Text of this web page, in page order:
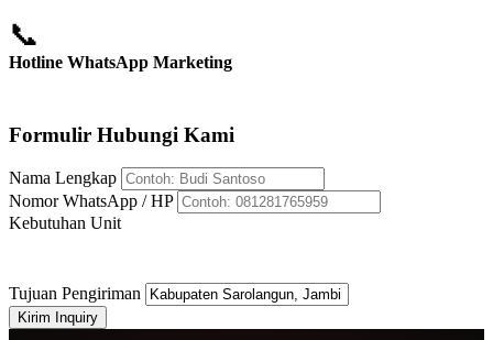
📞
Hotline WhatsApp Marketing
Formulir Hubungi Kami
Nama Lengkap
Nomor WhatsApp / HP
Kebutuhan Unit
Tujuan Pengiriman
Kirim Inquiry